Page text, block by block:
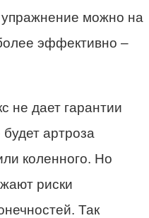
упражнение можно на
эффективно –
не дает гарантии
будет артроза
коленного. Но
риски
Так